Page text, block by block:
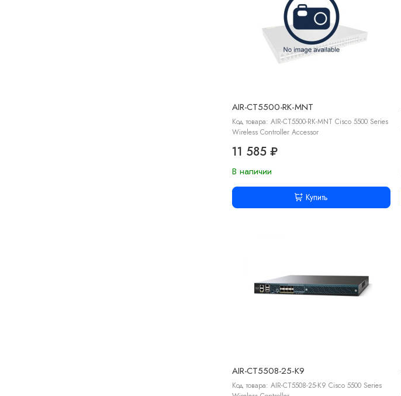
AIR-CT5500-RK-MNT
Код товара: AIR-CT5500-RK-MNT Cisco 5500 Series
Wireless Controller Accessor
11 585 ₽
В наличии
Купить
AIR-CT5508-25-K9
Код товара: AIR-CT5508-25-K9 Cisco 5500 Series